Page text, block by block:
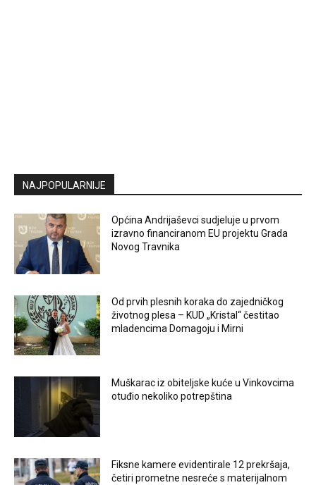
NAJPOPULARNIJE
Općina Andrijaševci sudjeluje u prvom
izravno financiranom EU projektu Grada
Novog Travnika
Od prvih plesnih koraka do zajedničkog
životnog plesa – KUD „Kristal“ čestitao
mladencima Domagoju i Mirni
Muškarac iz obiteljske kuće u Vinkovcima
otuđio nekoliko potrepština
Fiksne kamere evidentirale 12 prekršaja,
četiri prometne nesreće s materijalnom